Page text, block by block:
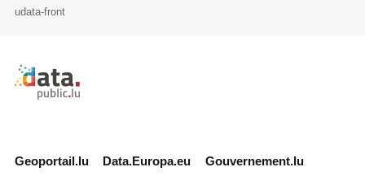
udata-front
Retour à l'accueil de data.public.lu
Geoportail.lu Data.Europa.eu Gouvernement.lu